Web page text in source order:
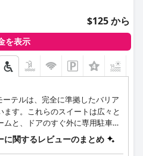
$125 から
を表示
ーテルは、完全に準拠したバリア
す。これらのスイートは広々と
と、ドアのすぐ外に専用駐車場
RSLクラブ施設への1階からのア
に関するレビューのまとめ